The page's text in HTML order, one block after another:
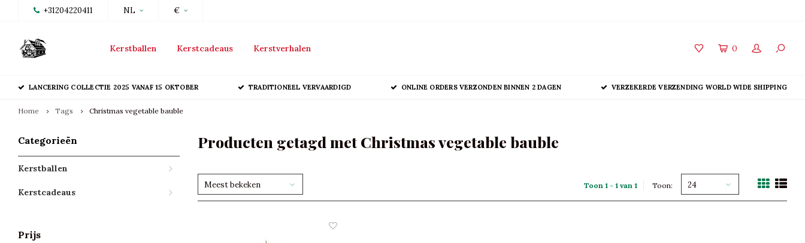
+31204220411 NL €
Kerstballen Kerstcadeaus Kerstverhalen 0
LANCERING COLLECTIE 2025 VANAF 15 OKTOBER TRADITIONEEL VERVAARDIGD ONLINE ORDERS VERZONDEN BINNEN 2 DAGEN VERZEKERDE VERZENDING WORLD WIDE SHIPPING
Home Tags Christmas vegetable bauble
Categorieën
Kerstballen
Kerstcadeaus
Prijs
Producten getagd met Christmas vegetable bauble
Meest bekeken Toon 1 - 1 van 1 Toon: 24